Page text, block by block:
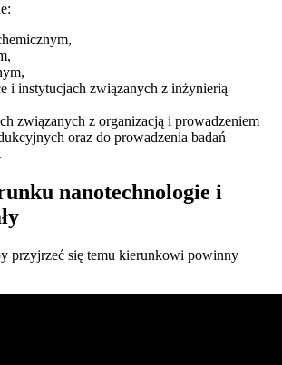
i instytucjach związanych z inżynierią
związanych z organizacją i prowadzeniem
oraz do prowadzenia badań
nanotechnologie i
przyjrzeć się temu kierunkowi powinny